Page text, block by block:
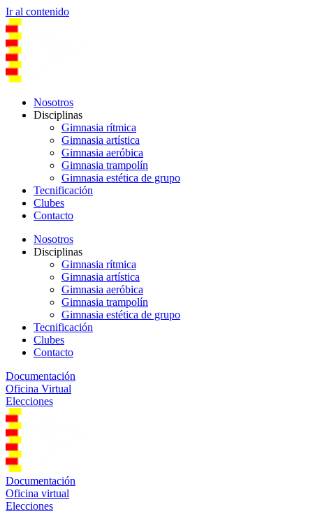
Ir al contenido
Nosotros
Disciplinas
Gimnasia rítmica
Gimnasia artística
Gimnasia aeróbica
Gimnasia trampolín
Gimnasia estética de grupo
Tecnificación
Clubes
Contacto
Nosotros
Disciplinas
Gimnasia rítmica
Gimnasia artística
Gimnasia aeróbica
Gimnasia trampolín
Gimnasia estética de grupo
Tecnificación
Clubes
Contacto
Documentación
Oficina Virtual
Elecciones
Documentación
Oficina virtual
Elecciones